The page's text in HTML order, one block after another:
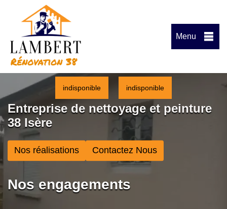
Menu
indisponible indisponible
Entreprise de nettoyage et peinture
38 Isère
Nos réalisations Contactez Nous
Nos engagements